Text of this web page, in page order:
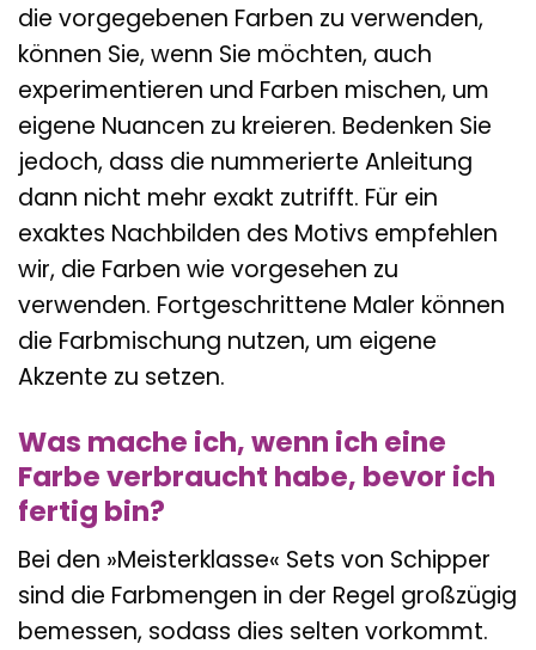
die vorgegebenen Farben zu verwenden,
können Sie, wenn Sie möchten, auch
experimentieren und Farben mischen, um
eigene Nuancen zu kreieren. Bedenken Sie
jedoch, dass die nummerierte Anleitung
dann nicht mehr exakt zutrifft. Für ein
exaktes Nachbilden des Motivs empfehlen
wir, die Farben wie vorgesehen zu
verwenden. Fortgeschrittene Maler können
die Farbmischung nutzen, um eigene
Akzente zu setzen.
Was mache ich, wenn ich eine
Farbe verbraucht habe, bevor ich
fertig bin?
Bei den »Meisterklasse« Sets von Schipper
sind die Farbmengen in der Regel großzügig
bemessen, sodass dies selten vorkommt.